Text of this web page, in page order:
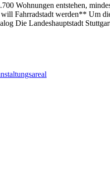
Wohnungen entstehen,
Fahrradstadt werden** Um
Die Landeshauptstadt